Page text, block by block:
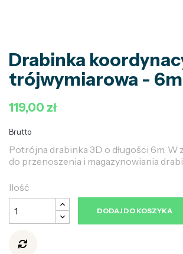
Drabinka
trójwymiarowa - 6m
119,00 zł
Brutto
Potrójna drabinka 3D o długości 6m. W
do przenoszenia i magazynowiania
Ilość
DODAJ DO KOSZYKA